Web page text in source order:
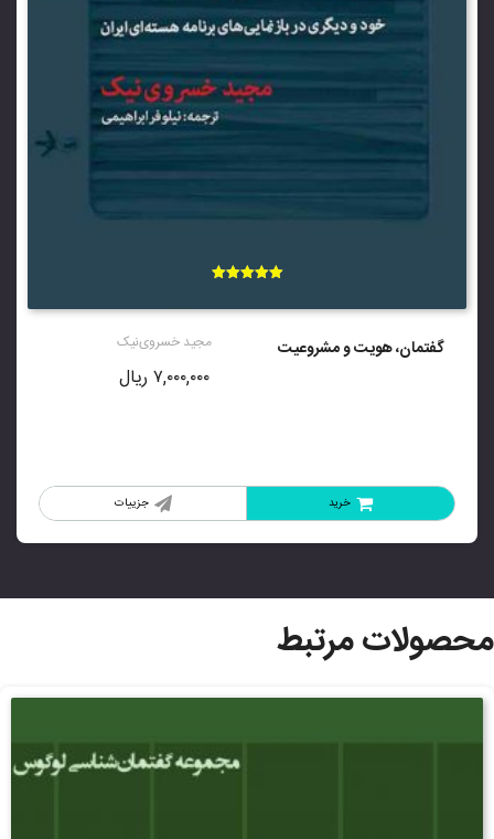
گفتمان، هویت و مشروعیت مجید خسروی‌نیک
از 5
۷,۰۰۰,۰۰۰ ریال
جزییات خرید
محصولات مرتبط